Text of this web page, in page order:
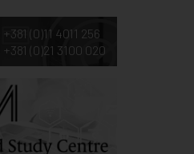
+381 (0)11 4011 256
+381 (0)21 3100 020